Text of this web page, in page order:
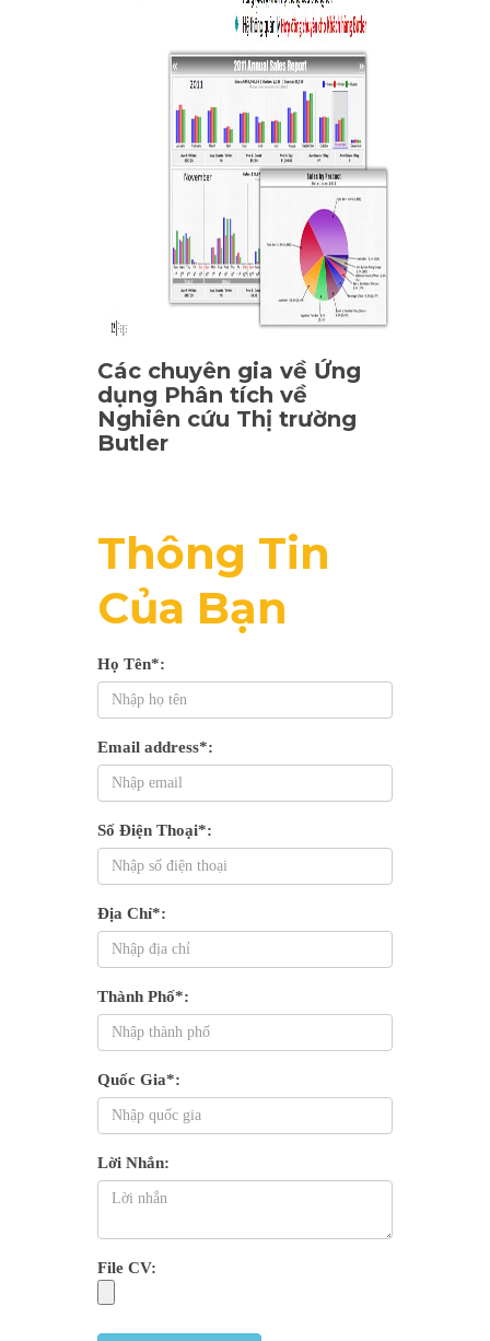
Các chuyên gia về Ứng
dụng Phân tích về
Nghiên cứu Thị trường
Butler
Thông Tin
Của Bạn
Họ Tên*:
Email address*:
Số Điện Thoại*:
Địa Chỉ*:
Thành Phố*:
Quốc Gia*:
Lời Nhắn:
File CV: